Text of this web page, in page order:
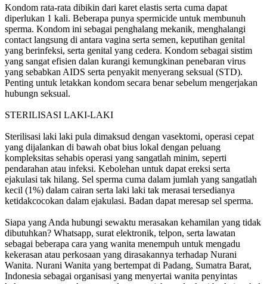
Kondom rata-rata dibikin dari karet elastis serta cuma dapat
diperlukan 1 kali. Beberapa punya spermicide untuk membunuh
sperma. Kondom ini sebagai penghalang mekanik, menghalangi
contact langsung di antara vagina serta semen, keputihan genital
yang berinfeksi, serta genital yang cedera. Kondom sebagai sistim
yang sangat efisien dalan kurangi kemungkinan penebaran virus
yang sebabkan AIDS serta penyakit menyerang seksual (STD).
Penting untuk letakkan kondom secara benar sebelum mengerjakan
hubungn seksual.
STERILISASI LAKI-LAKI
Sterilisasi laki laki pula dimaksud dengan vasektomi, operasi cepat
yang dijalankan di bawah obat bius lokal dengan peluang
kompleksitas sehabis operasi yang sangatlah minim, seperti
pendarahan atau infeksi. Kebolehan untuk dapat ereksi serta
ejakulasi tak hilang. Sel sperma cuma dalam jumlah yang sangatlah
kecil (1%) dalam cairan serta laki laki tak merasai tersedianya
ketidakcocokan dalam ejakulasi. Badan dapat meresap sel sperma.
Siapa yang Anda hubungi sewaktu merasakan kehamilan yang tidak
dibutuhkan? Whatsapp, surat elektronik, telpon, serta lawatan
sebagai beberapa cara yang wanita menempuh untuk mengadu
kekerasan atau perkosaan yang dirasakannya terhadap Nurani
Wanita. Nurani Wanita yang bertempat di Padang, Sumatra Barat,
Indonesia sebagai organisasi yang menyertai wanita penyintas